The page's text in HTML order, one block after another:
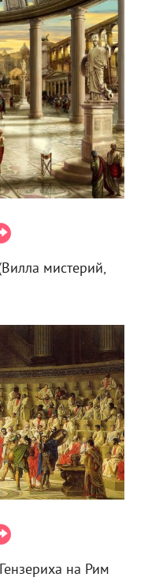
мистерий,
на Рим